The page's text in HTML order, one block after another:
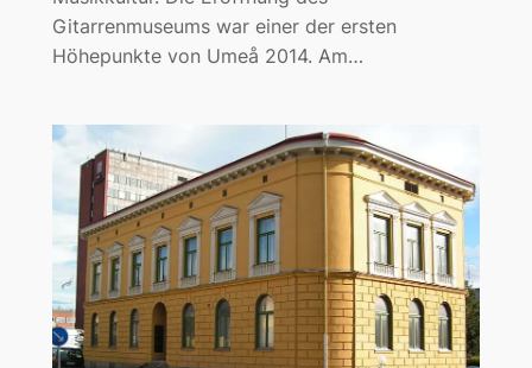
Gitarrenmuseums war einer der ersten
Höhepunkte von Umeå 2014. Am…